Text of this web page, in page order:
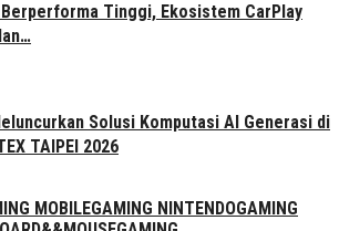
Berperforma Tinggi, Ekosistem CarPlay
Solusi Komputasi AI Generasi di
TAIPEI 2026
MOBILEGAMING NINTENDOGAMING